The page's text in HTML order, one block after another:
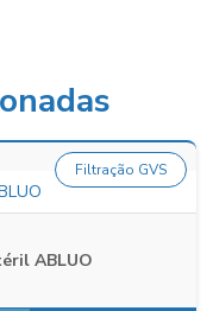
ABLUO
Filtração GVS